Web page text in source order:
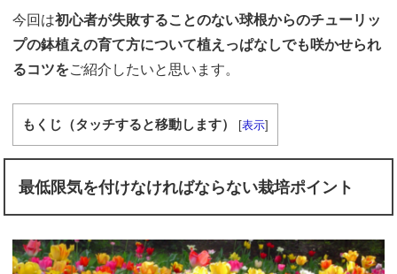
今回は初心者が失敗することのない球根からのチューリッ
プの鉢植えの育て方について植えっぱなしでも咲かせられ
るコツをご紹介したいと思います。
もくじ（タッチすると移動します） [表示]
最低限気を付けなければならない栽培ポイント